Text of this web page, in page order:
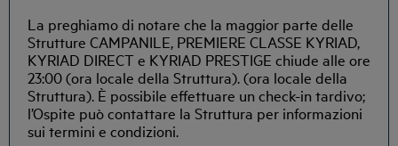
La preghiamo di notare che la maggior parte delle
Strutture CAMPANILE, PREMIERE CLASSE KYRIAD,
KYRIAD DIRECT e KYRIAD PRESTIGE chiude alle ore
23:00 (ora locale della Struttura). (ora locale della
Struttura). È possibile effettuare un check-in tardivo;
l’Ospite può contattare la Struttura per informazioni
sui termini e condizioni.